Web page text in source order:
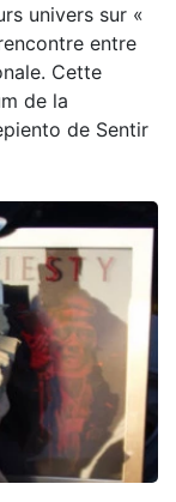
univers sur «
entre
Cette
de la
de Sentir